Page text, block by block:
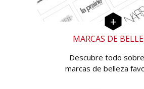
MARCAS DE
Descubre todo
marcas de belleza